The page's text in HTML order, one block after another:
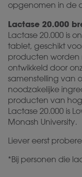
opgenomen in de
Lactase 20.000
Lactase 20.000 is
tablet, geschikt
producten
ontwikkeld door
samenstelling van
noodzakelijke
producten van
Lactase 20.000 is
Monash University.
Liever eerst
*Bij personen die